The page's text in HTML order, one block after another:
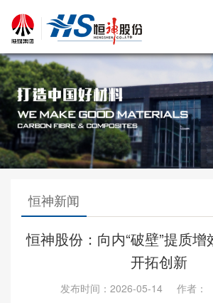
恒神新闻
恒神股份：向内“破壁”提质增
开拓创新
发布时间：2026-05-14 作者：